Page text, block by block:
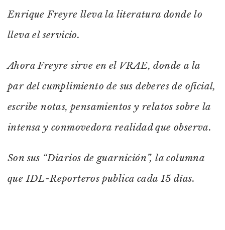
Enrique Freyre lleva la literatura donde lo
lleva el servicio.
Ahora Freyre sirve en el VRAE, donde a la
par del cumplimiento de sus deberes de oficial,
escribe notas, pensamientos y relatos sobre la
intensa y conmovedora realidad que observa.
Son sus “Diarios de guarnición”, la columna
que IDL-Reporteros publica cada 15 días.